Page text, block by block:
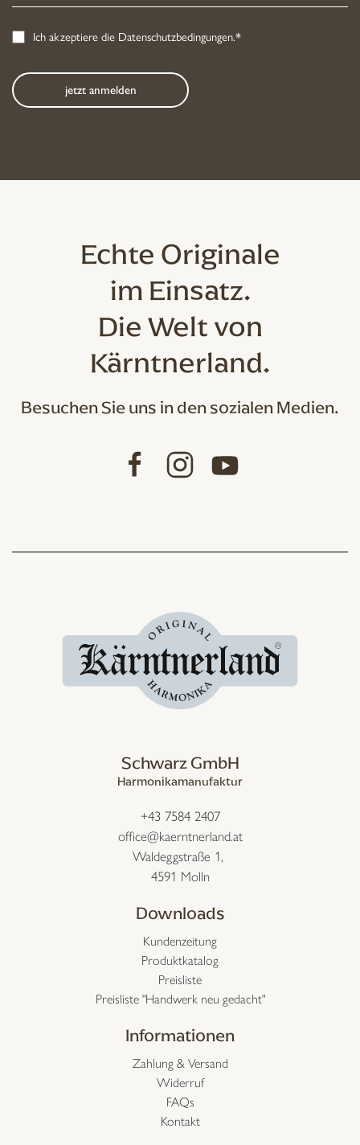
Ich akzeptiere die Datenschutzbedingungen.*
Echte Originale
im Einsatz.
Die Welt von
Kärntnerland.
Besuchen Sie uns in den sozialen Medien.
Schwarz GmbH
Harmonikamanufaktur
+43 7584 2407
office@kaerntnerland.at
Waldeggstraße 1,
4591 Molln
Downloads
Kundenzeitung
Produktkatalog
Preisliste
Preisliste "Handwerk neu gedacht"
Informationen
Zahlung & Versand
Widerruf
FAQs
Kontakt